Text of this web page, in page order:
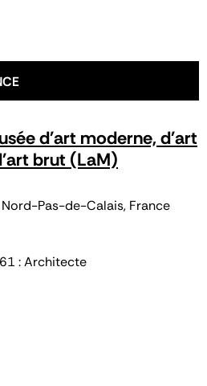
d'art moderne, d'art
brut (LaM)
Pas-de-Calais, France
: Architecte